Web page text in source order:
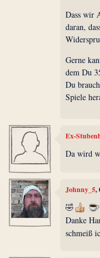
Dass wir
daran,
Gerne
dem Du
Du
Spiele
Ex-
Da wird
Johnny_5,
🤣
Danke
schmeiß